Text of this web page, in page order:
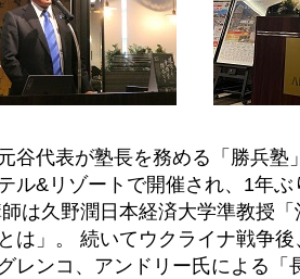
谷代表が塾長を務める「勝兵塾
ル&リゾートで開催され、1年
は久野潤日本経済大学準教授
は」。 続いてウクライナ戦争
レンコ、アンドリー氏による「